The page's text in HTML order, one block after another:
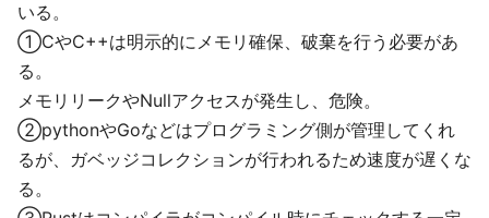
いる。
①CやC++は明示的にメモリ確保、破棄を行う必要があ
る。
メモリリークやNullアクセスが発生し、危険。
②pythonやGoなどはプログラミング側が管理してくれ
るが、ガベッジコレクションが行われるため速度が遅くな
る。